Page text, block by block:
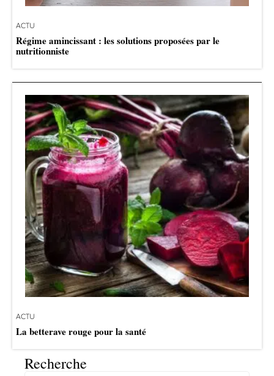
ACTU
Régime amincissant : les solutions proposées par le
nutritionniste
ACTU
La betterave rouge pour la santé
Recherche